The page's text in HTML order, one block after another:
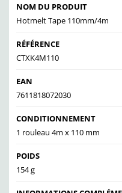
NOM DU PRODUIT
Hotmelt Tape 110mm/4m
RÉFÉRENCE
CTXK4M110
EAN
7611818072030
CONDITIONNEMENT
1 rouleau 4m x 110 mm
POIDS
154 g